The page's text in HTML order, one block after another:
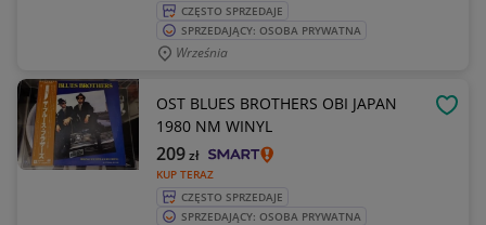
CZĘSTO SPRZEDAJE
SPRZEDAJĄCY: OSOBA PRYWATNA
Września
OST BLUES BROTHERS OBI JAPAN
1980 NM WINYL
KUP TERAZ
209zł
CZĘSTO SPRZEDAJE
SPRZEDAJĄCY: OSOBA PRYWATNA